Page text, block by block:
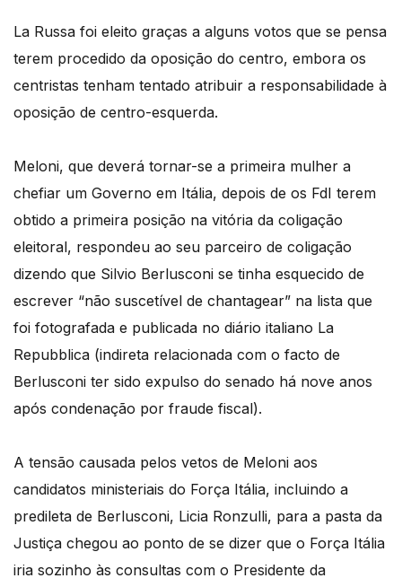
La Russa foi eleito graças a alguns votos que se pensa
terem procedido da oposição do centro, embora os
centristas tenham tentado atribuir a responsabilidade à
oposição de centro-esquerda.
Meloni, que deverá tornar-se a primeira mulher a
chefiar um Governo em Itália, depois de os FdI terem
obtido a primeira posição na vitória da coligação
eleitoral, respondeu ao seu parceiro de coligação
dizendo que Silvio Berlusconi se tinha esquecido de
escrever “não suscetível de chantagear” na lista que
foi fotografada e publicada no diário italiano La
Repubblica (indireta relacionada com o facto de
Berlusconi ter sido expulso do senado há nove anos
após condenação por fraude fiscal).
A tensão causada pelos vetos de Meloni aos
candidatos ministeriais do Força Itália, incluindo a
predileta de Berlusconi, Licia Ronzulli, para a pasta da
Justiça chegou ao ponto de se dizer que o Força Itália
iria sozinho às consultas com o Presidente da